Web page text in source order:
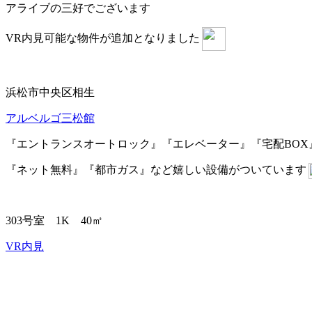
アライブの三好でございます
VR内見可能な物件が追加となりました
浜松市中央区相生
アルベルゴ三松館
『エントランスオートロック』『エレベーター』『宅配BOX
『ネット無料』『都市ガス』など嬉しい設備がついています
303号室 1K 40㎡
VR内見